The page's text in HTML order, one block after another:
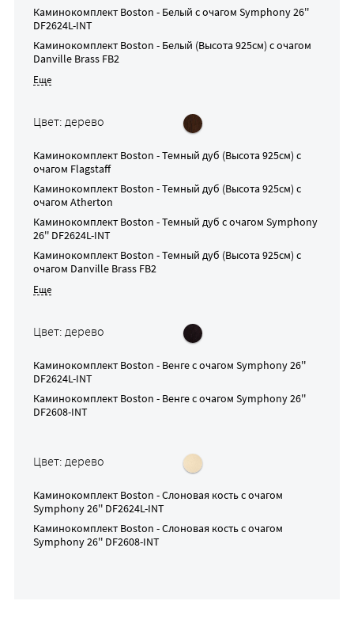
Каминокомплект Boston - Белый с очагом Symphony 26''
DF2624L-INT
Каминокомплект Boston - Белый (Высота 925см) с очагом
Danville Brass FB2
Цвет: дерево
Каминокомплект Boston - Темный дуб (Высота 925см) с
очагом Flagstaff
Каминокомплект Boston - Темный дуб (Высота 925см) с
очагом Atherton
Каминокомплект Boston - Темный дуб с очагом Symphony
26'' DF2624L-INT
Каминокомплект Boston - Темный дуб (Высота 925см) с
очагом Danville Brass FB2
Цвет: дерево
Каминокомплект Boston - Венгес очагом Symphony 26''
DF2624L-INT
Каминокомплект Boston - Венгес очагом Symphony 26''
DF2608-INT
Цвет: дерево
Каминокомплект Boston - Слоновая костьс очагом
Symphony 26'' DF2624L-INT
Каминокомплект Boston - Слоновая костьс очагом
Symphony 26'' DF2608-INT